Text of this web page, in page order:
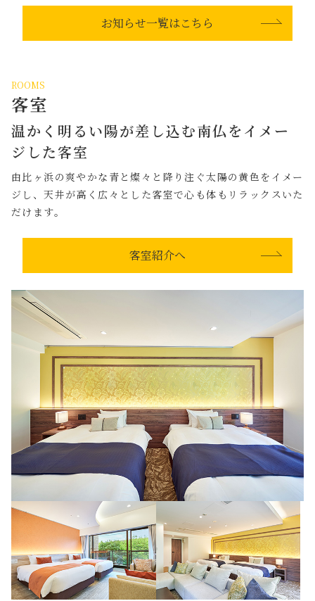
お知らせ一覧はこちら
ROOMS
客室
客室紹介へ
温かく明るい陽が差し込む南仏をイメー
ジした客室
由比ヶ浜の爽やかな青と燦々と降り注ぐ太陽の黄色をイメー
ジし、天井が高く広々とした客室で心も体もリラックスいた
だけます。